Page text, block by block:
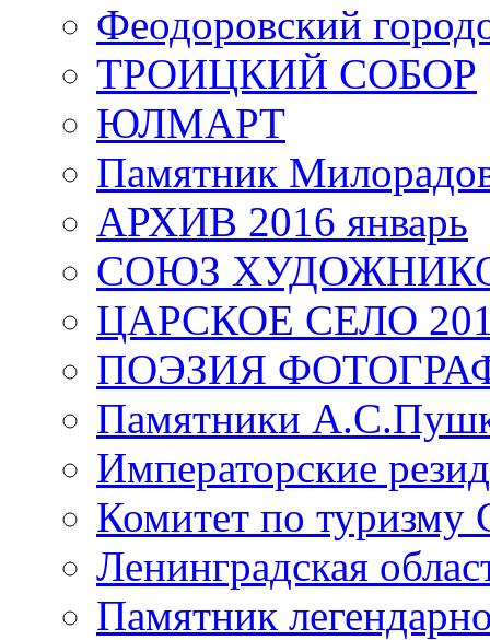
Феодоровский
ТРОИЦКИЙ СОБОР
ЮЛМАРТ
Памятник
АРХИВ 2016 январь
СОЮЗ
ЦАРСКОЕ СЕЛО
ПОЭЗИЯ
Памятники
Императорские
Комитет по туризму
Ленинградская
Памятник